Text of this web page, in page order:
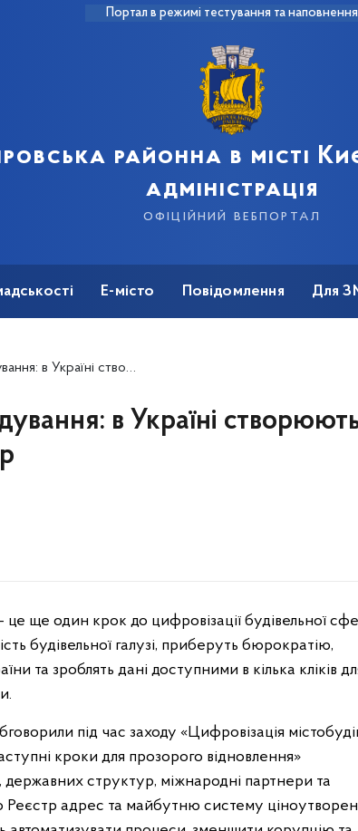
Портал в режимі тестування та наповнення
районна в місті
адміністрація
офіційний вебпортал
Е-місто Повідомлення Для
Містобудівний кадастр
в Україні
ще один крок до цифровізації будівельної
будівельної галузі, приберуть бюрократію,
та зроблять дані доступними в кілька кліків
під час заходу «Цифровізація
кроки для прозорого відновлення»
державних структур, міжнародні партнери та
Реєстр адрес та майбутню систему